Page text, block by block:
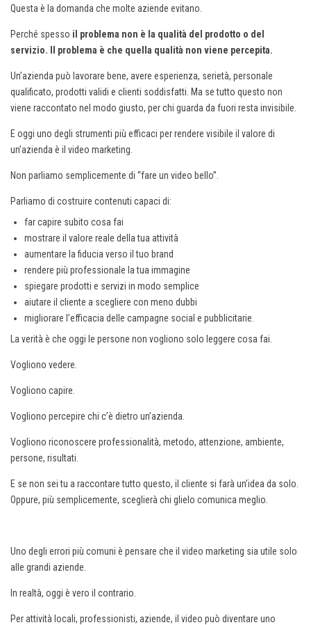
Questa è la domanda che molte aziende evitano.
Perché spesso il problema non è la qualità del prodotto o del
servizio. Il problema è che quella qualità non viene percepita.
Un’azienda può lavorare bene, avere esperienza, serietà, personale
qualificato, prodotti validi e clienti soddisfatti. Ma se tutto questo non
viene raccontato nel modo giusto, per chi guarda da fuori resta invisibile.
E oggi uno degli strumenti più efficaci per rendere visibile il valore di
un’azienda è il video marketing.
Non parliamo semplicemente di “fare un video bello”.
Parliamo di costruire contenuti capaci di:
far capire subito cosa fai
mostrare il valore reale della tua attività
aumentare la fiducia verso il tuo brand
rendere più professionale la tua immagine
spiegare prodotti e servizi in modo semplice
aiutare il cliente a scegliere con meno dubbi
migliorare l’efficacia delle campagne social e pubblicitarie.
La verità è che oggi le persone non vogliono solo leggere cosa fai.
Vogliono vedere.
Vogliono capire.
Vogliono percepire chi c’è dietro un’azienda.
Vogliono riconoscere professionalità, metodo, attenzione, ambiente,
persone, risultati.
E se non sei tu a raccontare tutto questo, il cliente si farà un’idea da solo.
Oppure, più semplicemente, sceglierà chi glielo comunica meglio.
Uno degli errori più comuni è pensare che il video marketing sia utile solo
alle grandi aziende.
In realtà, oggi è vero il contrario.
Per attività locali, professionisti, aziende, il video può diventare uno